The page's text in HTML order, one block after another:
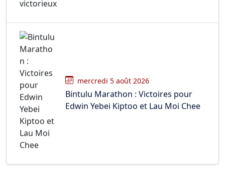
mercredi 5 août 2026
Bintulu Marathon : Victoires pour
Edwin Yebei Kiptoo et Lau Moi Chee